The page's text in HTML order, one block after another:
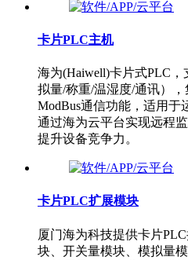
卡片PLC主机
海为(Haiwell)卡片式PLC
拟量/称重/温湿度/通讯）
ModBus通信功能，适用于
通过海为云平台实现远程
提升设备竞争力。
卡片PLC扩展模块
厦门海为科技提供卡片
块、开关量模块、模拟量